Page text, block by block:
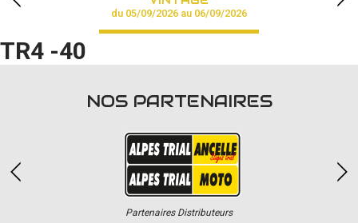
RÉSULTATS
PHOTOS / VIDÉOS
PARTENAIRES
du 05/09/2026 au 06/09/2026
TR4 -40
NOS PARTENAIRES
Partenaires Distributeurs